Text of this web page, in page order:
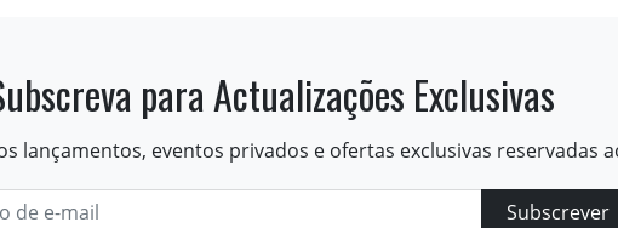
para Actualizações Exclusivas
lançamentos, eventos privados e ofertas exclusivas reservadas
Subscrever